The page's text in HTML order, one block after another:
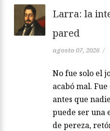
Larra: la
pared
agosto 07, 2026 /
No fue solo el
acabó mal.
antes que
puede ser una
de pereza,